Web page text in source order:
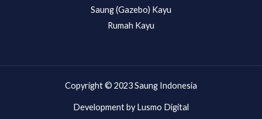
Saung (Gazebo) Kayu
Rumah Kayu
Copyright © 2023 Saung Indonesia
Development by Lusmo Digital